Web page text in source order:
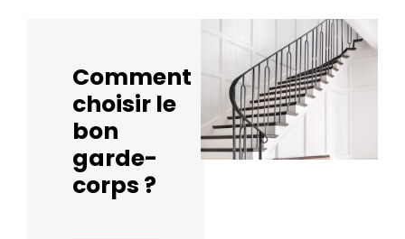
Comment
choisir le
bon
garde-
corps ?